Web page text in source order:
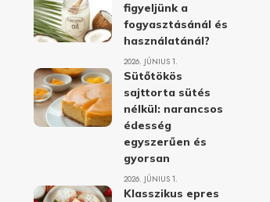
figyeljünk a
fogyasztásánál és
használatánál?
2026. JÚNIUS 1.
Sütőtökös
sajttorta sütés
nélkül: narancsos
édesség
egyszerűen és
gyorsan
2026. JÚNIUS 1.
Klasszikus epres